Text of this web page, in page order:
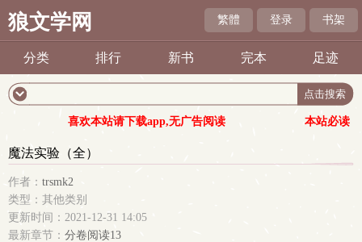
狼文学网 繁體 登录 书架
分类 排行 新书 完本 足迹
喜欢本站请下载app,无广告阅读 本站必读
魔法实验（全）
作者： trsmk2
类型：其他类别
更新时间：2021-12-31 14:05
最新章节： 分卷阅读13